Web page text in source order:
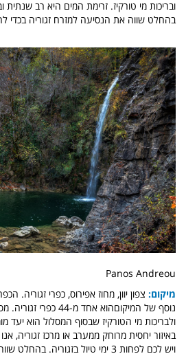
ובריכות מי טורקיז. זרימת המים היא רב
בהחלט שווה את הנסיעה למזרח זגוריה בכדי
Panos Andreou
מיקום:
נוסף של המיקוםהוא אחד
ולבריכות מי הטורקיז שבסוף המסלול הוא יעד
באיזור יחסית מרוחק ממערב או מרכז זגוריה,
ויש לכם לפחות 3 ימי טיול בזגוריה. בהחלט שווה ויש מים כל השנה.